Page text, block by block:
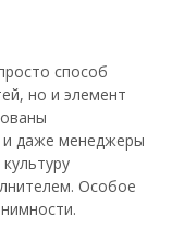
способ
но и элемент
и даже менеджеры
Особое